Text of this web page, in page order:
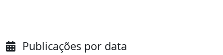
Publicações por data